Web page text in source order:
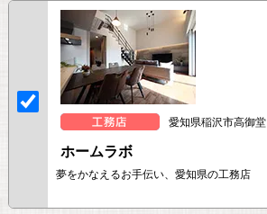
愛知県稲沢市高御堂
ホームラボ
夢をかなえるお手伝い、愛知県の工務店